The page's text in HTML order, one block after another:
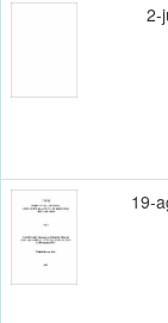
2-
19-